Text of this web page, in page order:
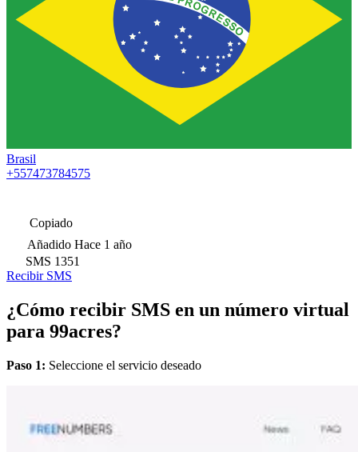
Brasil
+557473784575
Copiado
Añadido Hace 1 año
SMS 1351
Recibir SMS
¿Cómo recibir SMS en un número virtual
para 99acres?
Paso 1: Seleccione el servicio deseado